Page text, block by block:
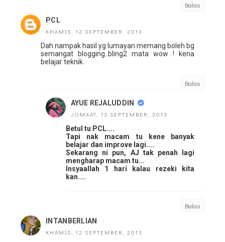
Balas
PCL
KHAMIS, 12 SEPTEMBER, 2013
Dah nampak hasil yg lumayan memang boleh bg
semangat blogging..bling2 mata wow ! kena
belajar teknik.
Balas
AYUE REJALUDDIN
JUMAAT, 13 SEPTEMBER, 2013
Betul tu PCL....
Tapi nak macam tu kene banyak
belajar dan improve lagi....
Sekarang ni pun, AJ tak penah lagi
mengharap macam tu...
Insyaallah 1 hari kalau rezeki kita
kan....
Balas
INTANBERLIAN
KHAMIS, 12 SEPTEMBER, 2013